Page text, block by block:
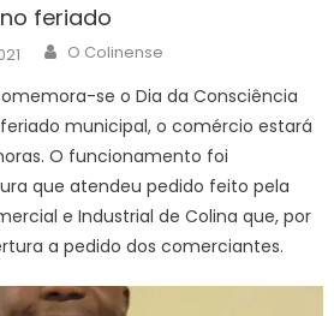
feriado
Author
O Colinense
se o Dia da Consciência
municipal, o comércio estará
O funcionamento foi
que atendeu pedido feito pela
e Industrial de Colina que, por
a pedido dos comerciantes.